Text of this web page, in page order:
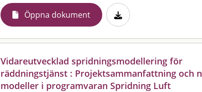
Öppna dokument
Vidareutvecklad spridningsmodellering för
räddningstjänst : Projektsammanfattning och
modeller i programvaran Spridning Luft